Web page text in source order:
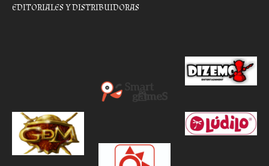
EDITORIALES Y DISTRIBUIDORAS